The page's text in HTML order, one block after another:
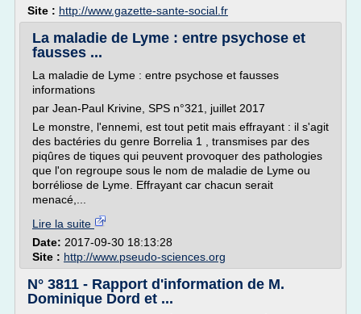
Site : http://www.gazette-sante-social.fr
La maladie de Lyme : entre psychose et
fausses ...
La maladie de Lyme : entre psychose et fausses
informations
par Jean-Paul Krivine, SPS n°321, juillet 2017
Le monstre, l'ennemi, est tout petit mais effrayant : il s'agit
des bactéries du genre Borrelia 1 , transmises par des
piqûres de tiques qui peuvent provoquer des pathologies
que l'on regroupe sous le nom de maladie de Lyme ou
borréliose de Lyme. Effrayant car chacun serait
menacé,...
Lire la suite
Date: 2017-09-30 18:13:28
Site : http://www.pseudo-sciences.org
N° 3811 - Rapport d'information de M.
Dominique Dord et ...